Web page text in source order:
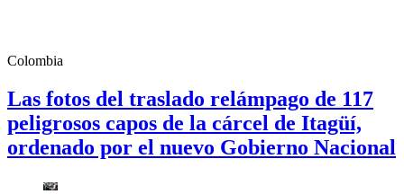
Colombia
Las fotos del traslado relámpago de 117
peligrosos capos de la cárcel de Itagüí,
ordenado por el nuevo Gobierno Nacional